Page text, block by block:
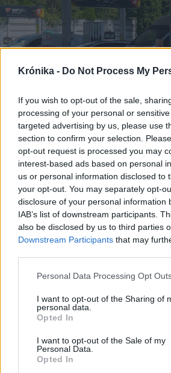
Krónika - Do Not Process My
If you wish to opt-out of the sale,
processing of your personal or
targeted advertising by us, please use
section to confirm your selection.
opt-out request is processed you may
interest-based ads based on personal
us or personal information disclosed to
your opt-out. You may separately opt-
disclosure of your personal information
IAB’s list of downstream participants.
also be disclosed by us to third parties
Downstream Participants that may
Personal Data Processing Opt
I want to opt-out of the Sharing of
personal data.
Opted In
I want to opt-out of the Sale of my
Personal Data.
Opted In
2026. augusztus 08., szombat
Kedvezőbb
fogadják a hétvégén